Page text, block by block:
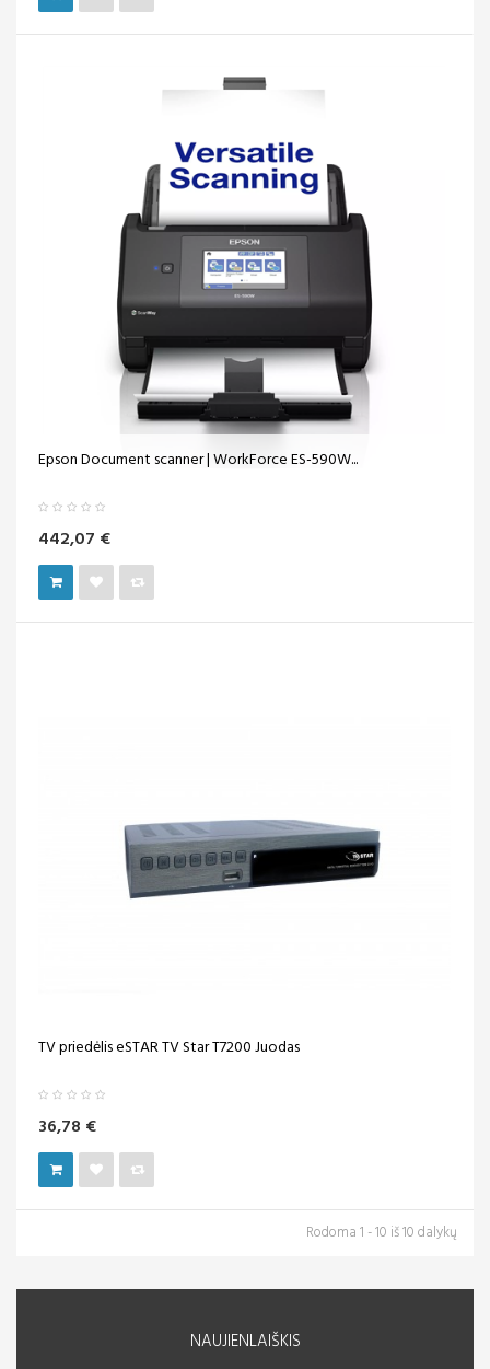
Epson Document scanner | WorkForce ES-590W...
442,07 €
TV priedėlis eSTAR TV Star T7200 Juodas
36,78 €
Rodoma 1 - 10 iš 10 dalykų
NAUJIENLAIŠKIS